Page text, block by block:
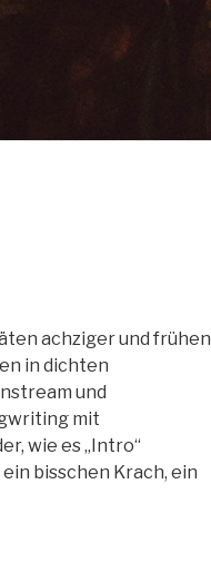
achziger und frühen
in dichten
und
mit
wie es „Intro“
bisschen Krach, ein